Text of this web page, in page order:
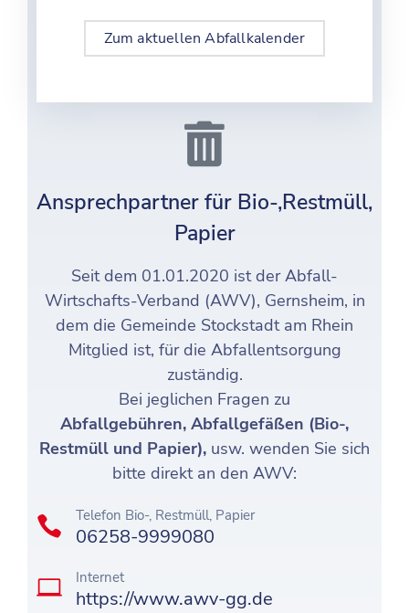
Zum aktuellen Abfallkalender
Ansprechpartner für Bio-,Restmüll,
Papier​
Seit dem 01.01.2020 ist der Abfall-
Wirtschafts-Verband (AWV), Gernsheim, in
dem die Gemeinde Stockstadt am Rhein
Mitglied ist, für die Abfallentsorgung
zuständig.
Bei jeglichen Fragen zu
Abfallgebühren, Abfallgefäßen (Bio-,
Restmüll und Papier), usw. wenden Sie sich
bitte direkt an den AWV:
Telefon Bio-, Restmüll, Papier
06258-9999080
Internet
https://www.awv-gg.de